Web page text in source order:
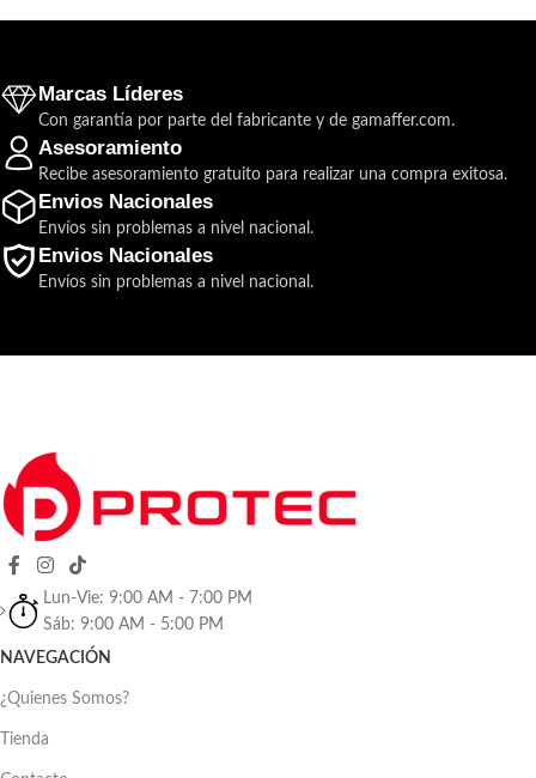
Marcas Líderes
Con garantía por parte del fabricante y de gamaffer.com.
Asesoramiento
Recibe asesoramiento gratuito para realizar una compra exitosa.
Envios Nacionales
Envíos sin problemas a nivel nacional.
Envios Nacionales
Envíos sin problemas a nivel nacional.
Lun-Vie: 9:00 AM - 7:00 PM
Sáb: 9:00 AM - 5:00 PM
NAVEGACIÓN
¿Quienes Somos?
Tienda